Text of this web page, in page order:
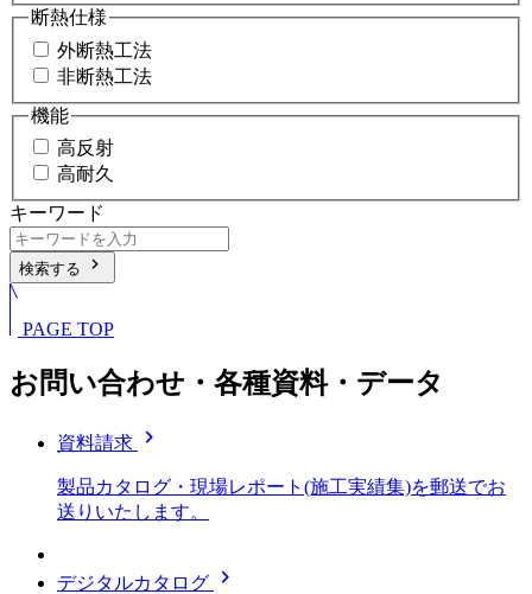
断熱仕様
外断熱工法
非断熱工法
機能
高反射
高耐久
キーワード
検索する chevron_right
PAGE TOP
お問い合わせ・各種資料・データ
資料請求 chevron_right
製品カタログ・現場レポート(施工実績集)を郵送でお
送りいたします。
デジタルカタログ chevron_right